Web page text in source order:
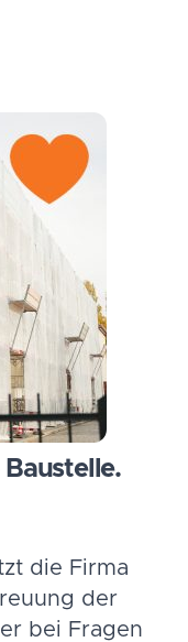
die Firma
der
bei Fragen